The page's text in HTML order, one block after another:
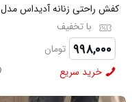
کفش راحتی زنانه آدیداس مدل
سامبا سفیدبا تخفیف
۹۹۸,۰۰۰ تومان
خرید سریع